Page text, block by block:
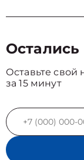
Оставьте
за 15 минут